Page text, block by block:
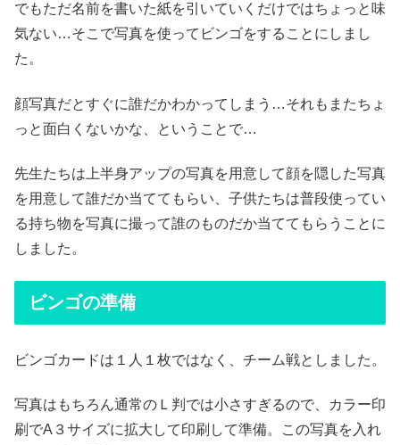
でもただ名前を書いた紙を引いていくだけではちょっと味
気ない…そこで写真を使ってビンゴをすることにしまし
た。
顔写真だとすぐに誰だかわかってしまう…それもまたちょ
っと面白くないかな、ということで…
先生たちは上半身アップの写真を用意して顔を隠した写真
を用意して誰だか当ててもらい、子供たちは普段使ってい
る持ち物を写真に撮って誰のものだか当ててもらうことに
しました。
ビンゴの準備
ビンゴカードは１人１枚ではなく、チーム戦としました。
写真はもちろん通常のＬ判では小さすぎるので、カラー印
刷でA３サイズに拡大して印刷して準備。この写真を入れ